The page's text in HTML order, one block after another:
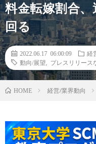
料金転嫁割合
回る
2022.06.17 06:00:09
経
動向/展望
プレスリリース
HOME 経営/業界動向